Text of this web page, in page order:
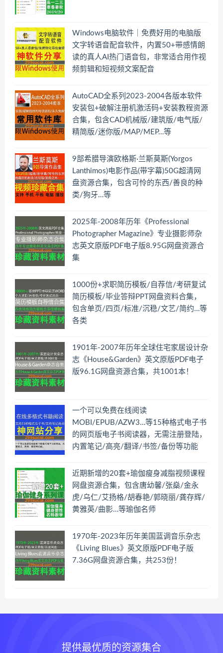
Windows电脑软件｜免费好用的电脑版
文字转语音配音软件，内置50+带感情朗
读的真人AI热门语音包，非常适合用作视
频剪辑和短视频文案配音
AutoCAD全系列2023-2004各版本软件
安装包+破解注册机激活码+安装教程资源
合集，包含CAD机械版/建筑版/电气版/
精简版/迷你版/MAP/MEP…等
9部希腊导演欧格斯·兰斯莫斯(Yorgos
Lanthimos)电影作品(带字幕)50G超清网
盘资源合集，包含可怜的东西/善良的种
类/狗牙…等
2025年-2008年历年《Professional
Photographer Magazine》专业摄影师杂
志英文原版PDF电子版8.95G网盘资源合
集
1000份+求职简历模板/自荐信/考研复试
简历模板/毕业答辩PPT网盘资料合集，
包含单页/四页/标准/沉稳/文艺/简约…等
各类
1901年-2007年历年全球住宅家居设计杂
志《House&Garden》英文原版PDF电子
版96.1G网盘资源合集，共1001本！
一个可以免费在线阅读
MOBI/EPUB/AZW3…等15种格式电子书
的网页版电子书阅读器，无需注册登陆，
内置笔记/高亮/翻译/书签/备份等功能
近期新增的20套+瑜伽瘦身减脂视频课程
网盘资源合集，包含唐幼馨/张燊/金永
虎/乌仁/艾扬格/胡春艳/郭晓丽/龚存辉/
黄雅英/曲影…等瑜伽名师
1970年-2023年历年美国蓝调音乐杂志
《Living Blues》英文原版PDF电子版
7.36G网盘资源合集，共253份！
提供最优质的资源集合